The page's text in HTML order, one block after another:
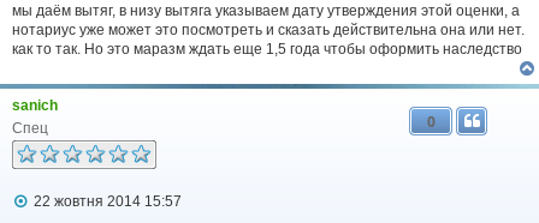
в
і
д
л
е
н
н
я
мы даём вытяг, в низу вытяга указываем дату утверждения этой оценки, а
нотариус уже может это посмотреть и сказать действительна она или нет.
как то так. Но это маразм ждать еще 1,5 года чтобы оформить наследство
sanich
Спец
0
П
22 жовтня 2014 15:57